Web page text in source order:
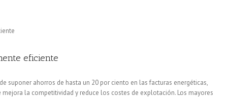
eficiente
suponer ahorros de hasta un 20 por ciento en las facturas energéticas,
mejora la competitividad y reduce los costes de explotación. Los mayores